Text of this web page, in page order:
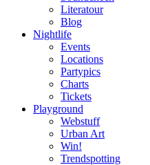
Literatour
Blog
Nightlife
Events
Locations
Partypics
Charts
Tickets
Playground
Webstuff
Urban Art
Win!
Trendspotting